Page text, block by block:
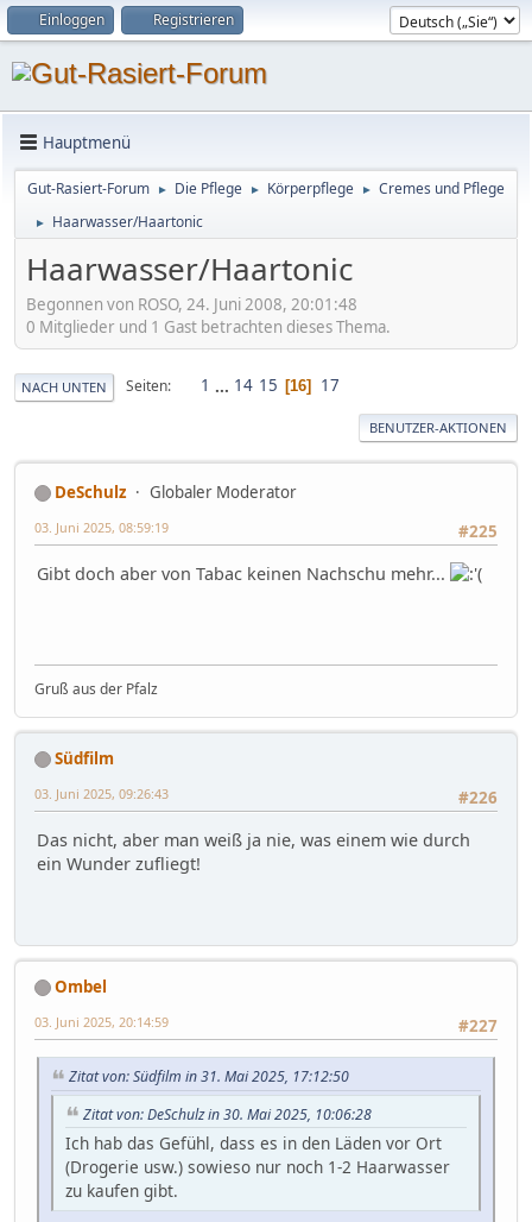
Einloggen Registrieren
Hauptmenü
Gut-Rasiert-Forum ► Die Pflege ► Körperpflege ► Cremes und Pflege
► Haarwasser/Haartonic
Haarwasser/Haartonic
Begonnen von ROSO, 24. Juni 2008, 20:01:48
0 Mitglieder und 1 Gast betrachten dieses Thema.
NACH UNTEN Seiten 1 ... 14 15 16 17
BENUTZER-AKTIONEN
DeSchulz
Globaler Moderator
#225
03. Juni 2025, 08:59:19
Gibt doch aber von Tabac keinen Nachschu mehr...
Gruß aus der Pfalz
Südfilm
#226
03. Juni 2025, 09:26:43
Das nicht, aber man weiß ja nie, was einem wie durch
ein Wunder zufliegt!
Ombel
#227
03. Juni 2025, 20:14:59
Zitat von: Südfilm in 31. Mai 2025, 17:12:50
Zitat von: DeSchulz in 30. Mai 2025, 10:06:28
Ich hab das Gefühl, dass es in den Läden vor Ort
(Drogerie usw.) sowieso nur noch 1-2 Haarwasser
zu kaufen gibt.